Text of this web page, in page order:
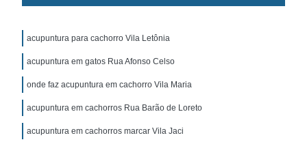
acupuntura para cachorro Vila Letônia
acupuntura em gatos Rua Afonso Celso
onde faz acupuntura em cachorro Vila Maria
acupuntura em cachorros Rua Barão de Loreto
acupuntura em cachorros marcar Vila Jaci